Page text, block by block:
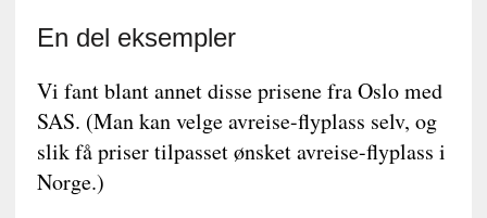
En del eksempler
Vi fant blant annet disse prisene fra Oslo med
SAS. (Man kan velge avreise-flyplass selv, og
slik få priser tilpasset ønsket avreise-flyplass i
Norge.)